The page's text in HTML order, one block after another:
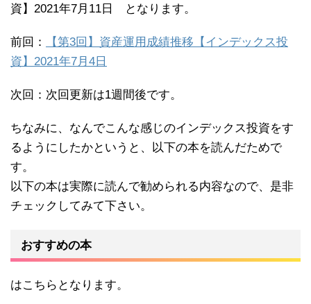
資】2021年7月11日 となります。
前回：
【第3回】資産運用成績推移【インデックス投
資】2021年7月4日
次回：次回更新は1週間後です。
ちなみに、なんでこんな感じのインデックス投資をす
るようにしたかというと、以下の本を読んだためで
す。
以下の本は実際に読んで勧められる内容なので、是非
チェックしてみて下さい。
おすすめの本
はこちらとなります。